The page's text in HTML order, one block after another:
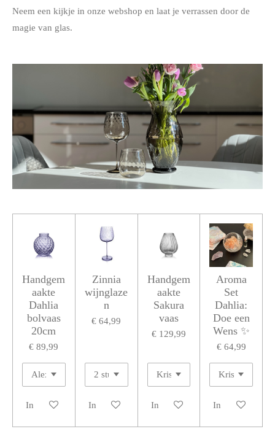
Neem een kijkje in onze webshop en laat je verrassen door de
magie van glas.
Handgem
aakte
Dahlia
bolvaas
20cm
€ 89,99
In winkelwagen
Zinnia
wijnglaze
n
€ 64,99
In winkelwagen
Handgem
aakte
Sakura
vaas
€ 129,99
In winkelwagen
Aroma
Set
Dahlia:
Doe een
Wens ✨
€ 64,99
In winkelwagen